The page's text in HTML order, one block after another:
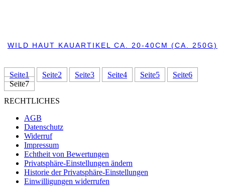
WILD HAUT KAUARTIKEL CA. 20-40CM (CA. 250G)
Seite1 Seite2 Seite3 Seite4 Seite5 Seite6
Seite7
RECHTLICHES
AGB
Datenschutz
Widerruf
Impressum
Echtheit von Bewertungen
Privatsphäre-Einstellungen ändern
Historie der Privatsphäre-Einstellungen
Einwilligungen widerrufen